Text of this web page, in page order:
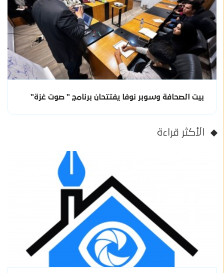
بيت الصحافة وسوبر نوفا يفتتحان برنامج " صوت غزة"
الأكثر قراءة